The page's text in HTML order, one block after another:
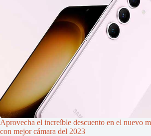
Aprovecha el increíble descuento en el nuevo
con mejor cámara del 2023